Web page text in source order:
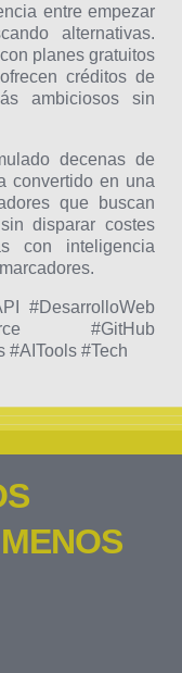
entre empezar
alternativas.
planes gratuitos
créditos de
ambiciosos sin
decenas de
convertido en una
que buscan
disparar costes
con inteligencia
#DesarrolloWeb
#GitHub
#AITools #Tech